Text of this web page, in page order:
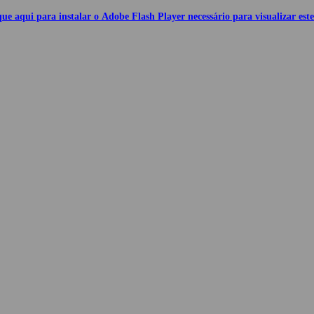
aqui para instalar o Adobe Flash Player necessário para visualizar